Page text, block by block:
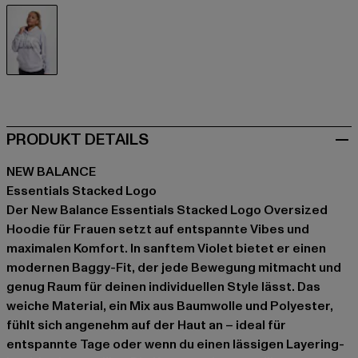
PRODUKT DETAILS
NEW BALANCE
Essentials Stacked Logo
Der New Balance Essentials Stacked Logo Oversized
Hoodie für Frauen setzt auf entspannte Vibes und
maximalen Komfort. In sanftem Violet bietet er einen
modernen Baggy-Fit, der jede Bewegung mitmacht und
genug Raum für deinen individuellen Style lässt. Das
weiche Material, ein Mix aus Baumwolle und Polyester,
fühlt sich angenehm auf der Haut an – ideal für
entspannte Tage oder wenn du einen lässigen Layering-